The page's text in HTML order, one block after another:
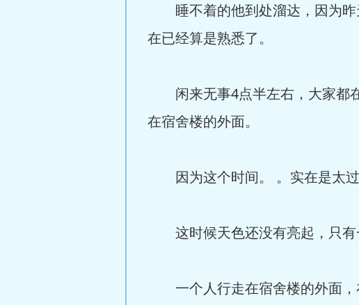
睡不着的他到处溜达，因为昨
在已经算是熟悉了。
闲来无事4点半左右，大家都在
在宿舍楼的外面。
因为这个时间。 。实在是太过
这时候天色还没有亮起，只有
一个人行走在宿舍楼的外面，